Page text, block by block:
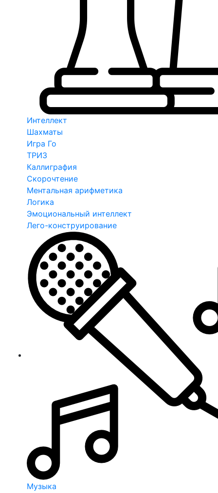
Интеллект
Шахматы
Игра Го
ТРИЗ
Каллиграфия
Скорочтение
Ментальная арифметика
Логика
Эмоциональный интеллект
Лего-конструирование
Музыка